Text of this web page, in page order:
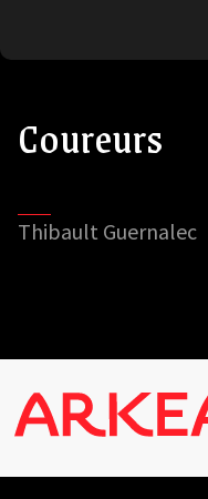
Coureurs
Thibault Guernalec